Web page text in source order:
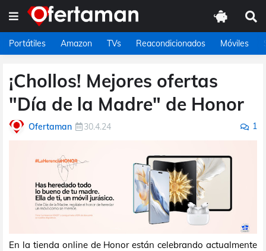
Portátiles Amazon TVs Reacondicionados Móviles
¡Chollos! Mejores ofertas
"Día de la Madre" de Honor
Ofertaman 30.4.24 1
En la tienda online de Honor están celebrando actualmente